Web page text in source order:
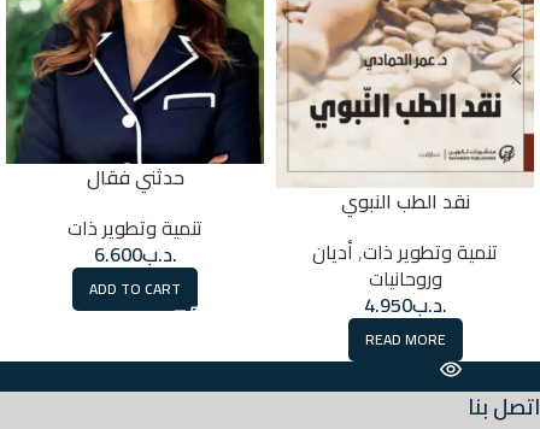
نقد الطب النبوي
تنمية وتطوير ذات,أديان
وروحانيات
.د.ب4.950
READ MORE
حدثني فقال
تنمية وتطوير ذات
.د.ب6.600
ADD TO CART
اتصل بنا